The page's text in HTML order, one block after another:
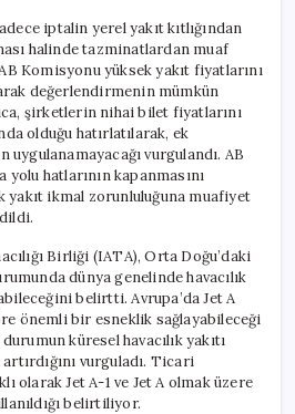
iptalin yerel yakıt kıtlığından
halinde tazminatlardan muaf
Komisyonu yüksek yakıt fiyatlarını
değerlendirmenin mümkün
şirketlerin nihai bilet fiyatlarını
olduğu hatırlatılarak, ek
vurgulandı. AB
yolu hatlarının kapanmasını
yakıt ikmal zorunluluğuna muafiyet
Birliği (IATA), Orta Doğu’daki
dünya genelinde havacılık
belirtti. Avrupa’da Jet A
önemli bir esneklik sağlayabileceği
küresel havacılık yakıtı
vurguladı. Ticari
olarak Jet A-1 ve Jet A olmak üzere
belirtiliyor.